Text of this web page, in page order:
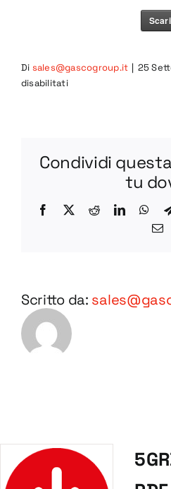
Di sales@gascogroup.it | 25
disabilitatisu
PDF
Condividi
tu
Facebook
X RedditLinkedIn
Scritto da: